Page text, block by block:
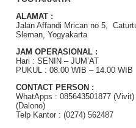
ALAMAT :
Jalan Affandi Mrican no 5,
Sleman, Yogyakarta
JAM OPERASIONAL :
Hari : SENIN – JUM’AT
PUKUL : 08.00 WIB – 14.00 WIB
CONTACT PERSON :
WhatApps : 085643501877
(Dalono)
Telp Kantor : (0274) 562487